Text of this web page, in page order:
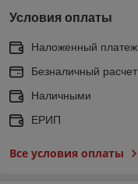
Условия оплаты
Наложенный платеж
Безналичный расчет
Наличными
ЕРИП
Все условия оплаты